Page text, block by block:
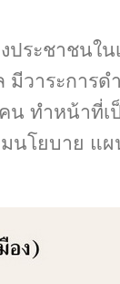
ระชาชนใน
วาระการด
น ทำหน้าที่เ
นโยบาย แผ